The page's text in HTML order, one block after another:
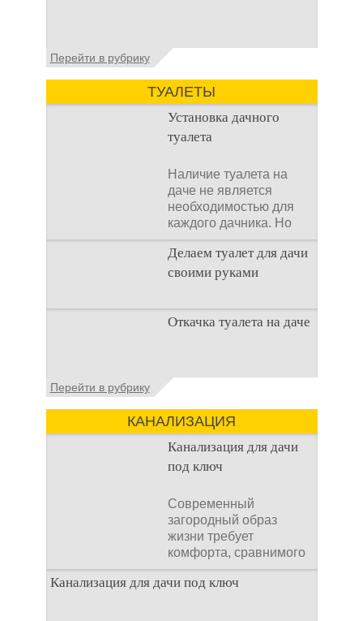
Установка септика Тверь - важнейший
аспект утилизации сточных вод в частных
домах и на загородных
Перейти в рубрику
ТУАЛЕТЫ
Установка дачного
туалета
Наличие туалета на
даче не является
необходимостью для
каждого дачника. Но
многие люди думают,
что
Делаем туалет для дачи
своими руками
Туалеты для дачи – это
устройства, с которых
дачного участка,
Откачка туалета на даче
Туалет на даче – это
которая изначально
строится на дачном
участке. Она может
Перейти в рубрику
КАНАЛИЗАЦИЯ
Канализация для дачи
под ключ
Современный
загородный образ
жизни требует
комфорта, сравнимого
с городским. Однако
отсутствие
Канализация для дачи под ключ